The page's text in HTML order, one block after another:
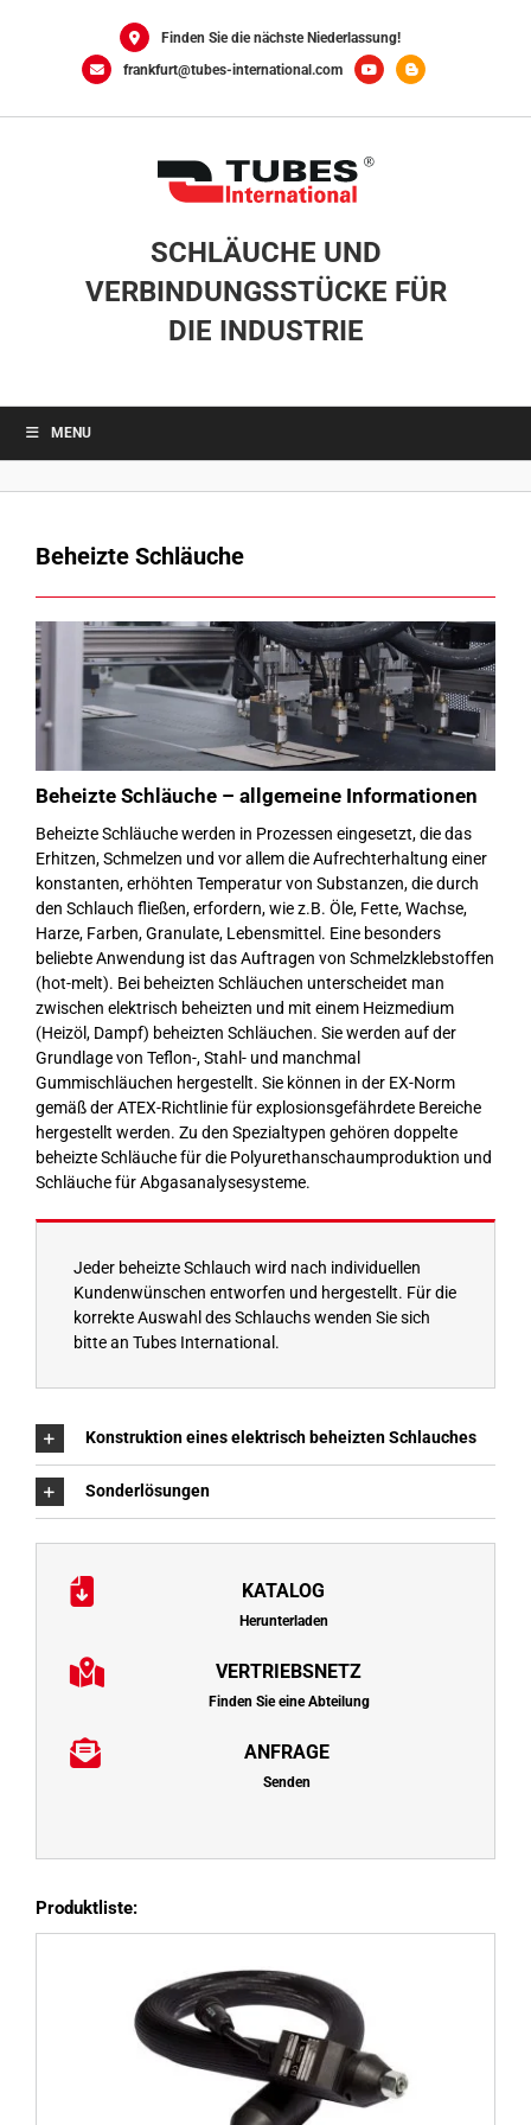
Finden Sie die nächste Niederlassung!
frankfurt@tubes-international.com
SCHLÄUCHE UND
VERBINDUNGSSTÜCKE FÜR
DIE INDUSTRIE
MENU
Beheizte Schläuche
Beheizte Schläuche – allgemeine Informationen
Beheizte Schläuche werden in Prozessen eingesetzt, die das
Erhitzen, Schmelzen und vor allem die Aufrechterhaltung einer
konstanten, erhöhten Temperatur von Substanzen, die durch
den Schlauch fließen, erfordern, wie z.B. Öle, Fette, Wachse,
Harze, Farben, Granulate, Lebensmittel. Eine besonders
beliebte Anwendung ist das Auftragen von Schmelzklebstoffen
(hot-melt). Bei beheizten Schläuchen unterscheidet man
zwischen elektrisch beheizten und mit einem Heizmedium
(Heizöl, Dampf) beheizten Schläuchen. Sie werden auf der
Grundlage von Teflon-, Stahl- und manchmal
Gummischläuchen hergestellt. Sie können in der EX-Norm
gemäß der ATEX-Richtlinie für explosionsgefährdete Bereiche
hergestellt werden. Zu den Spezialtypen gehören doppelte
beheizte Schläuche für die Polyurethanschaumproduktion und
Schläuche für Abgasanalysesysteme.
Jeder beheizte Schlauch wird nach individuellen
Kundenwünschen entworfen und hergestellt. Für die
korrekte Auswahl des Schlauchs wenden Sie sich
bitte an Tubes International.
Konstruktion eines elektrisch beheizten Schlauches
Sonderlösungen
KATALOG
Herunterladen
VERTRIEBSNETZ
Finden Sie eine Abteilung
ANFRAGE
Senden
Produktliste: